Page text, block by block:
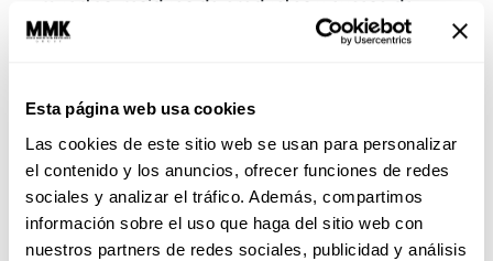
Esta página web usa cookies
Las cookies de este sitio web se usan para personalizar
el contenido y los anuncios, ofrecer funciones de redes
sociales y analizar el tráfico. Además, compartimos
información sobre el uso que haga del sitio web con
nuestros partners de redes sociales, publicidad y análisis
grasa. Esto desobstruye los folículos,mejora la
preparar uno casero con azúcar y aceite de
oliva.